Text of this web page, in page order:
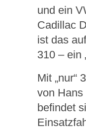
und ein
Cadillac
ist das
310 – ein
Mit „nur“
von
befindet